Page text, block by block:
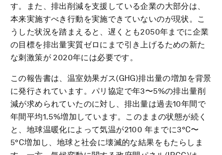
す。また、排出削減を支援している企業の大部分は、
本来実施すべき行動を実施できていないのが現状。こ
うした状況を踏まえると、遅くとも2050年までに企業
の目標を排出量実質ゼロにまで引き上げるための新た
な刺激策が 2020年には必要です。
この報告書は、温室効果ガス(GHG)排出量の増加を背景
に発行されています。パリ協定で年3〜5%の排出量削
減が求められていたのに対し、排出量は過去10年間で
年間平均1.5%増加しています。このままの状態が続く
と、地球温暖化によって気温が2100 年までに3°C〜
5°C増加し、地球と社会に壊滅的な結果をもたらしま